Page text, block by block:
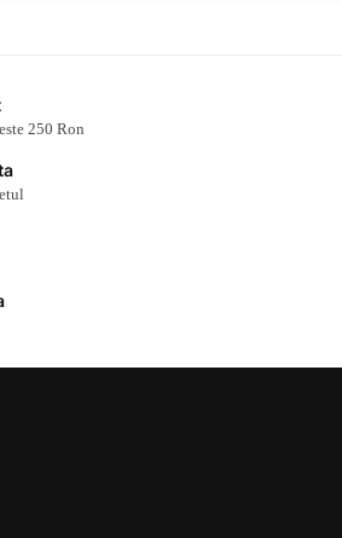
250 Ron